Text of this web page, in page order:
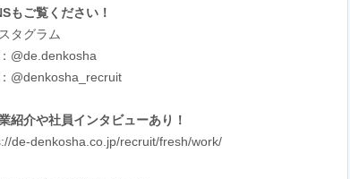
もご覧ください！
タグラム
@de.denkosha
@denkosha_recruit
紹介や社員インタビューあり！
de-denkosha.co.jp/recruit/fresh/work/